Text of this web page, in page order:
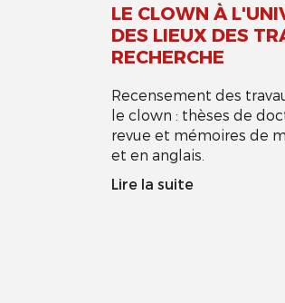
LE CLOWN À
DES LIEUX DES
RECHERCHE
Recensement des
le clown : thèses de
revue et mémoires de
et en anglais.
Lire la suite